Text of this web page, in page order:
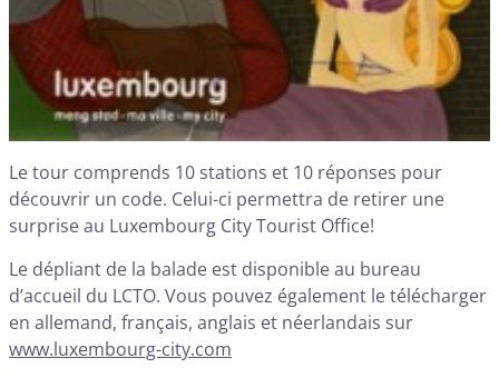
Le tour comprends 10 stations et 10 réponses pour
découvrir un code. Celui-ci permettra de retirer une
surprise au Luxembourg City Tourist Office!
Le dépliant de la balade est disponible au bureau
d’accueil du LCTO. Vous pouvez également le télécharger
en allemand, français, anglais et néerlandais sur
www.luxembourg-city.com